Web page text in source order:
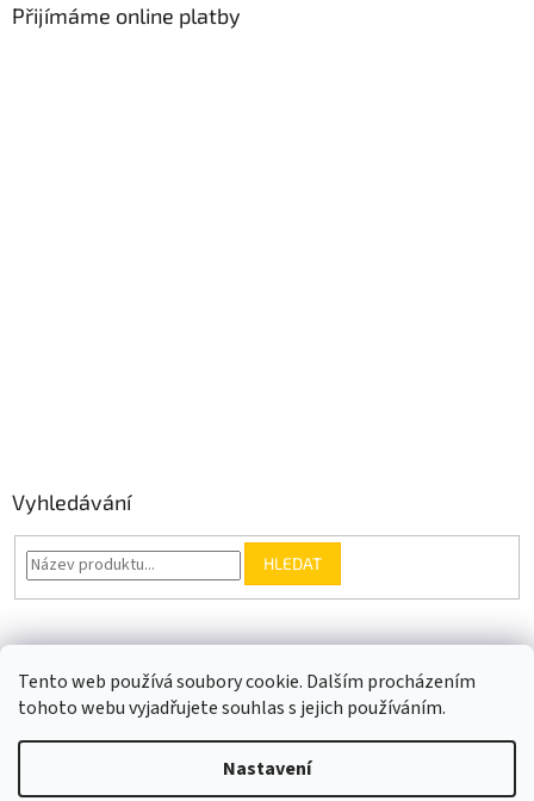
Tento web používá soubory cookie. Dalším procházením
tohoto webu vyjadřujete souhlas s jejich používáním.
Nastavení
Přijímáme online platby
Vyhledávání
HLEDAT
Vytvořil Shoptet